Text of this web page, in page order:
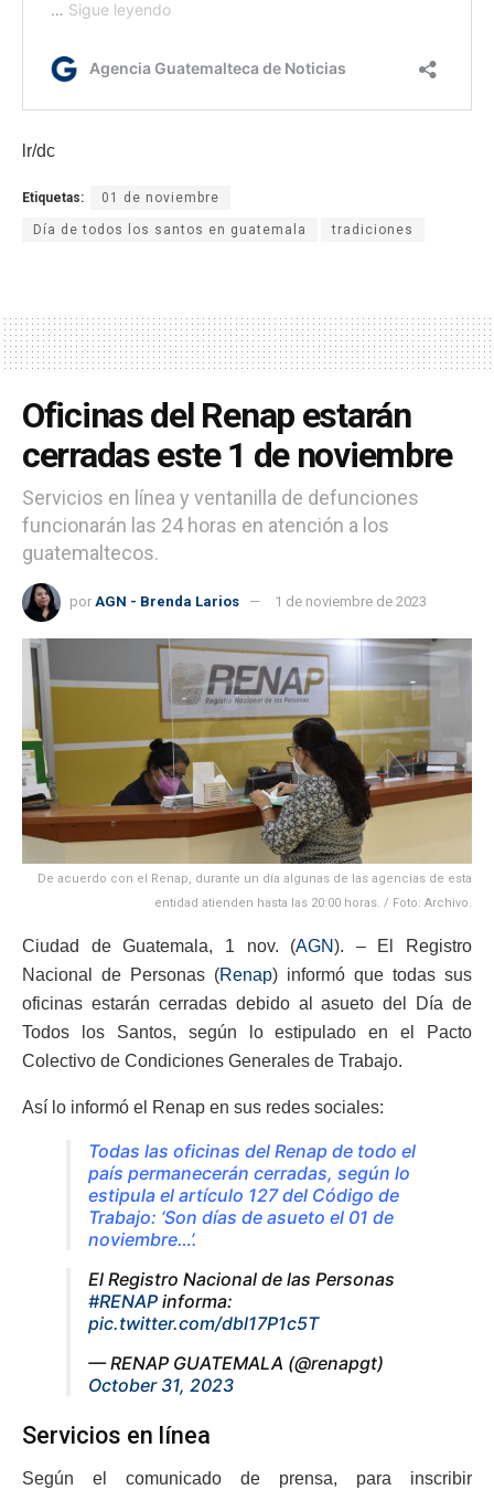
lr/dc
Etiquetas: 01 de noviembre
Día de todos los santos en guatemala tradiciones
Oficinas del Renap estarán
cerradas este 1 de noviembre
Servicios en línea y ventanilla de defunciones
funcionarán las 24 horas en atención a los
guatemaltecos.
por AGN - Brenda Larios 1 de noviembre de 2023
De acuerdo con el Renap, durante un día algunas de las agencias de esta
entidad atienden hasta las 20:00 horas. / Foto: Archivo.
Ciudad de Guatemala, 1 nov. (AGN). – El Registro
Nacional de Personas (Renap) informó que todas sus
oficinas estarán cerradas debido al asueto del Día de
Todos los Santos, según lo estipulado en el Pacto
Colectivo de Condiciones Generales de Trabajo.
Así lo informó el Renap en sus redes sociales:
Todas las oficinas del Renap de todo el
país permanecerán cerradas, según lo
estipula el artículo 127 del Código de
Trabajo: ‘Son días de asueto el 01 de
noviembre…’.
El Registro Nacional de las Personas
#RENAP informa:
pic.twitter.com/dbl17P1c5T
— RENAP GUATEMALA (@renapgt)
October 31, 2023
Servicios en línea
Según el comunicado de prensa, para inscribir